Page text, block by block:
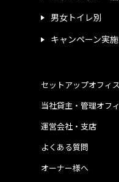
男女トイレ別
キャンペーン実
運営会社・支店
よくある質問
当社貸主・管理オフ
オーナー様へ
セットアップオフィ